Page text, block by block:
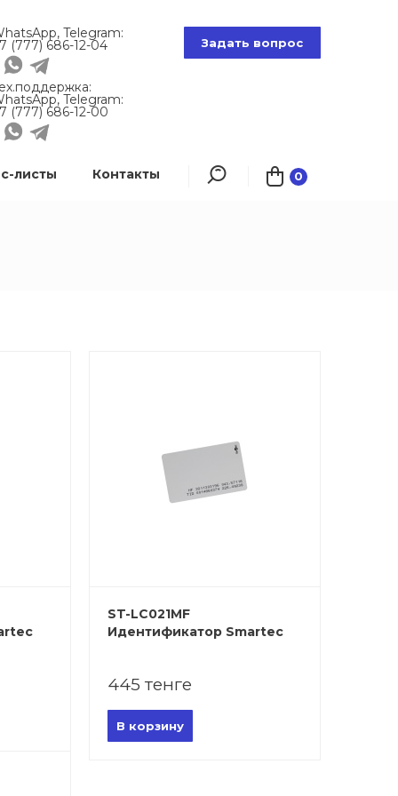
листы Контакты 0
Telegram:
(777) 686-12-04
Telegram:
(777) 686-12-00
Задать вопрос
ST-LC021MF
Идентификатор Smartec
445 тенге
В корзину